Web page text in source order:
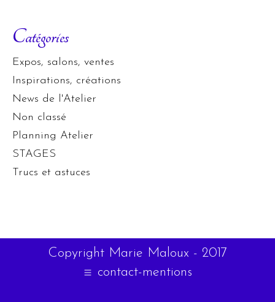
Catégories
Expos, salons, ventes
Inspirations, créations
News de l'Atelier
Non classé
Planning Atelier
STAGES
Trucs et astuces
Copyright Marie Maloux - 2017
contact-mentions